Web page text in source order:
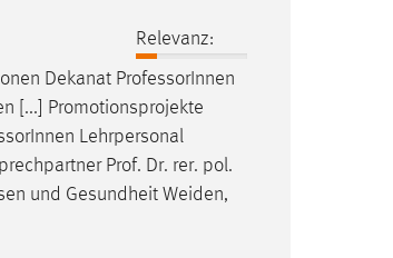
Relevanz:
Dekanat ProfessorInnen
[...] Promotionsprojekte
Innen Lehrpersonal
Prof. Dr. rer. pol.
und Gesundheit Weiden,